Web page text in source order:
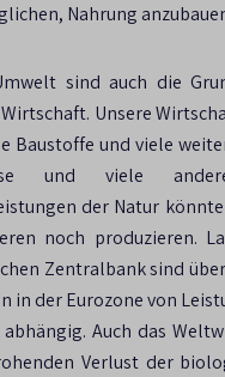
Nahrung
sind auch die
Unsere
Baustoffe und viele
und viele
der Natur
noch produzieren.
Zentralbank sind
in der Eurozone von
Auch das
Verlust der